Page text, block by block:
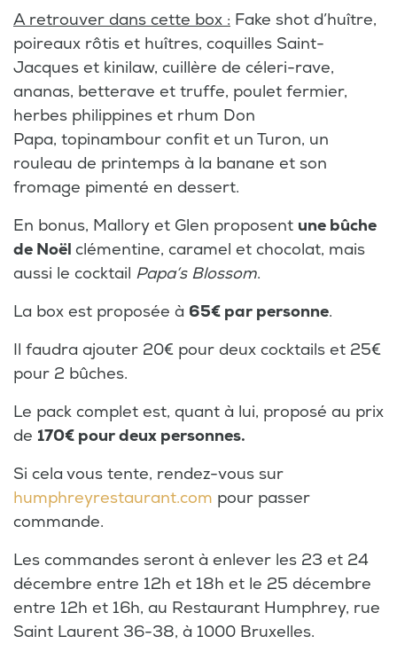
A retrouver dans cette box : Fake shot d’huître,
poireaux rôtis et huîtres, coquilles Saint-
Jacques et kinilaw, cuillère de céleri-rave,
ananas, betterave et truffe, poulet fermier,
herbes philippines et rhum Don
Papa, topinambour confit et un Turon, un
rouleau de printemps à la banane et son
fromage pimenté en dessert.
En bonus, Mallory et Glen proposent une bûche
de Noël clémentine, caramel et chocolat, mais
aussi le cocktail Papa’s Blossom.
La box est proposée à 65€ par personne.
Il faudra ajouter 20€ pour deux cocktails et 25€
pour 2 bûches.
Le pack complet est, quant à lui, proposé au prix
de 170€ pour deux personnes.
Si cela vous tente, rendez-vous sur
humphreyrestaurant.com pour passer
commande.
Les commandes seront à enlever les 23 et 24
décembre entre 12h et 18h et le 25 décembre
entre 12h et 16h, au Restaurant Humphrey, rue
Saint Laurent 36-38, à 1000 Bruxelles.